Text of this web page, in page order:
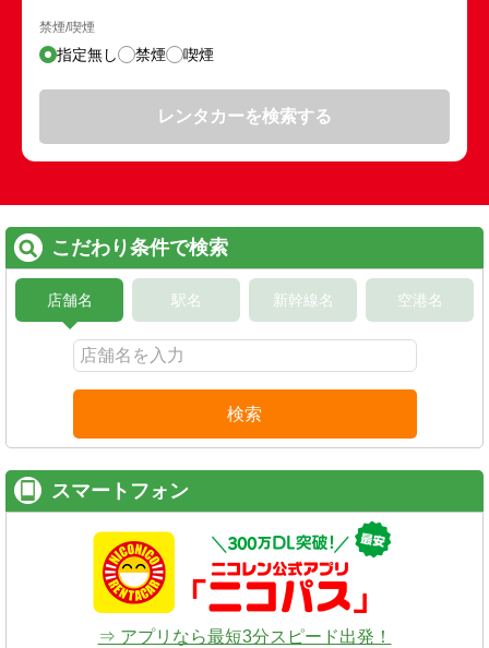
禁煙/喫煙
指定無し 禁煙 喫煙
レンタカーを検索する
こだわり条件で検索
店舗名 駅名 新幹線名 空港名
検索
スマートフォン
⇒ アプリなら最短3分スピード出発！